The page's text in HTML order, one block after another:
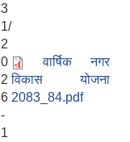
3
1/
2
0
2
6
-
1
वार्षिक नगर
विकास योजना
2083_84.pdf